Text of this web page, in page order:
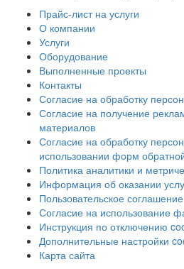
Прайс-лист на услуги
О компании
Услуги
Оборудование
Выполненные проекты
Контакты
Согласие на обработку
Согласие на получение
материалов
Согласие на обработку
использовании форм
Политика аналитики и
Информация об оказании
Пользовательское соглашение
Согласие на использование
Инструкция по отключению
Дополнительные настройки
Карта сайта